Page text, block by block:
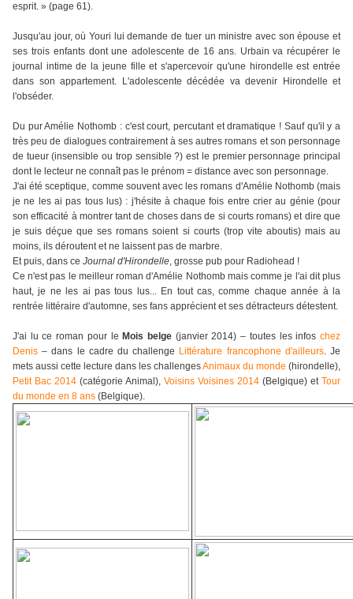
esprit. » (page 61).
Jusqu'au jour, où Youri lui demande de tuer un ministre avec son épouse et
ses trois enfants dont une adolescente de 16 ans. Urbain va récupérer le
journal intime de la jeune fille et s'apercevoir qu'une hirondelle est entrée
dans son appartement. L'adolescente décédée va devenir Hirondelle et
l'obséder.
Du pur Amélie Nothomb : c'est court, percutant et dramatique ! Sauf qu'il y a
très peu de dialogues contrairement à ses autres romans et son personnage
de tueur (insensible ou trop sensible ?) est le premier personnage principal
dont le lecteur ne connaît pas le prénom = distance avec son personnage.
J'ai été sceptique, comme souvent avec les romans d'Amélie Nothomb (mais
je ne les ai pas tous lus) : j'hésite à chaque fois entre crier au génie (pour
son efficacité à montrer tant de choses dans de si courts romans) et dire que
je suis déçue que ses romans soient si courts (trop vite aboutis) mais au
moins, ils déroutent et ne laissent pas de marbre.
Et puis, dans ce Journal d'Hirondelle, grosse pub pour Radiohead !
Ce n'est pas le meilleur roman d'Amélie Nothomb mais comme je l'ai dit plus
haut, je ne les ai pas tous lus... En tout cas, comme chaque année à la
rentrée littéraire d'automne, ses fans apprécient et ses détracteurs détestent.
J'ai lu ce roman pour le Mois belge (janvier 2014) – toutes les infoschez
Denis – dans le cadre du challenge Littérature francophone d'ailleurs. Je
mets aussi cette lecture dans les challengesAnimaux du monde (hirondelle),
Petit Bac 2014 (catégorie Animal), Voisins Voisines 2014 (Belgique) et Tour
du monde en 8 ans (Belgique).